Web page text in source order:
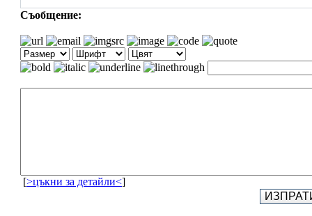
Съобщение:
[>цъкни за детайли<]